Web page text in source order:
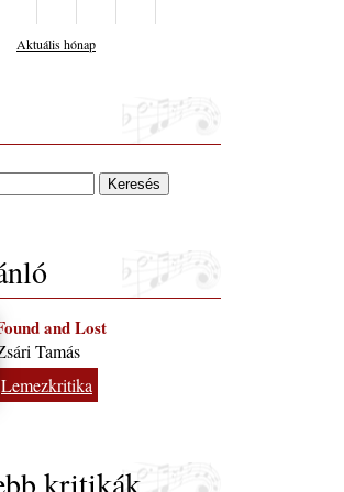
Aktuális hónap
and Lost
Tamás
Lemezkritika
kritikák